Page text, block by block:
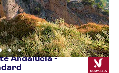
Andalucía -